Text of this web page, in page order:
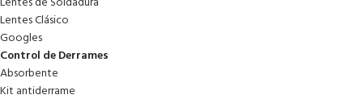
Lentes Clásico
Googles
Control de Derrames
Absorbente
Kit antiderrame